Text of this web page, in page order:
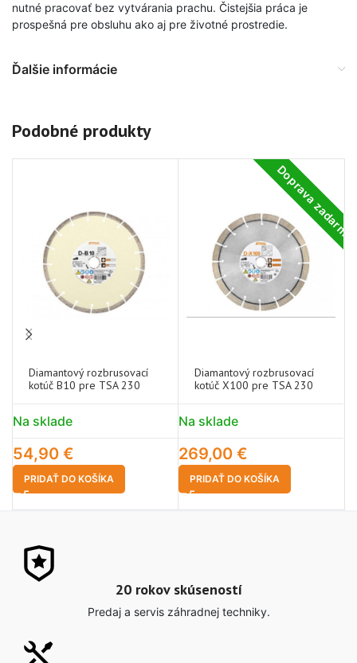
nutné pracovať bez vytvárania prachu. Čistejšia práca je
prospešná pre obsluhu ako aj pre životné prostredie.
Ďalšie informácie
Podobné produkty
Diamantový rozbrusovací
kotúč B10 pre TSA 230
Na sklade
54,90 €
PRIDAŤ DO KOŠÍKA
Doprava zadarmo
Diamantový rozbrusovací
kotúč X100 pre TSA 230
Na sklade
269,00 €
PRIDAŤ DO KOŠÍKA
20 rokov skúseností
Predaj a servis záhradnej techniky.